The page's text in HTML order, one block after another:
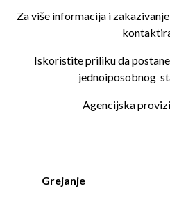
Za više informacija i
Iskoristite priliku da
jednoiposobnog
Agencijska
Grejanje